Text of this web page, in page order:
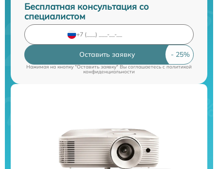
Бесплатная консультация со
специалистом
Оставить заявку
Нажимая на кнопку "Оставить заявку" Вы соглашаетесь cполитикой
конфиденциальности